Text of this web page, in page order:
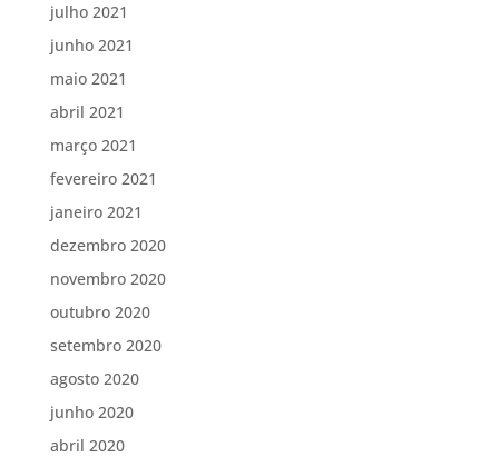
julho 2021
junho 2021
maio 2021
abril 2021
março 2021
fevereiro 2021
janeiro 2021
dezembro 2020
novembro 2020
outubro 2020
setembro 2020
agosto 2020
junho 2020
abril 2020